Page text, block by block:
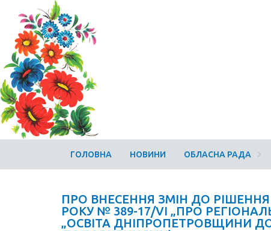
ГОЛОВНА НОВИНИ ОБЛАСНА РАДА
ПРО ВНЕСЕННЯ ЗМІН ДО РІШЕННЯ
РОКУ № 389-17/VI „ПРО
„ОСВІТА ДНІПРОПЕТРОВЩИНИ ДО